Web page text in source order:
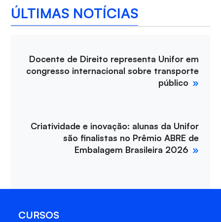
ÚLTIMAS NOTÍCIAS
Docente de Direito representa Unifor em
congresso internacional sobre transporte
público
Criatividade e inovação: alunas da Unifor
são finalistas no Prêmio ABRE de
Embalagem Brasileira 2026
CURSOS